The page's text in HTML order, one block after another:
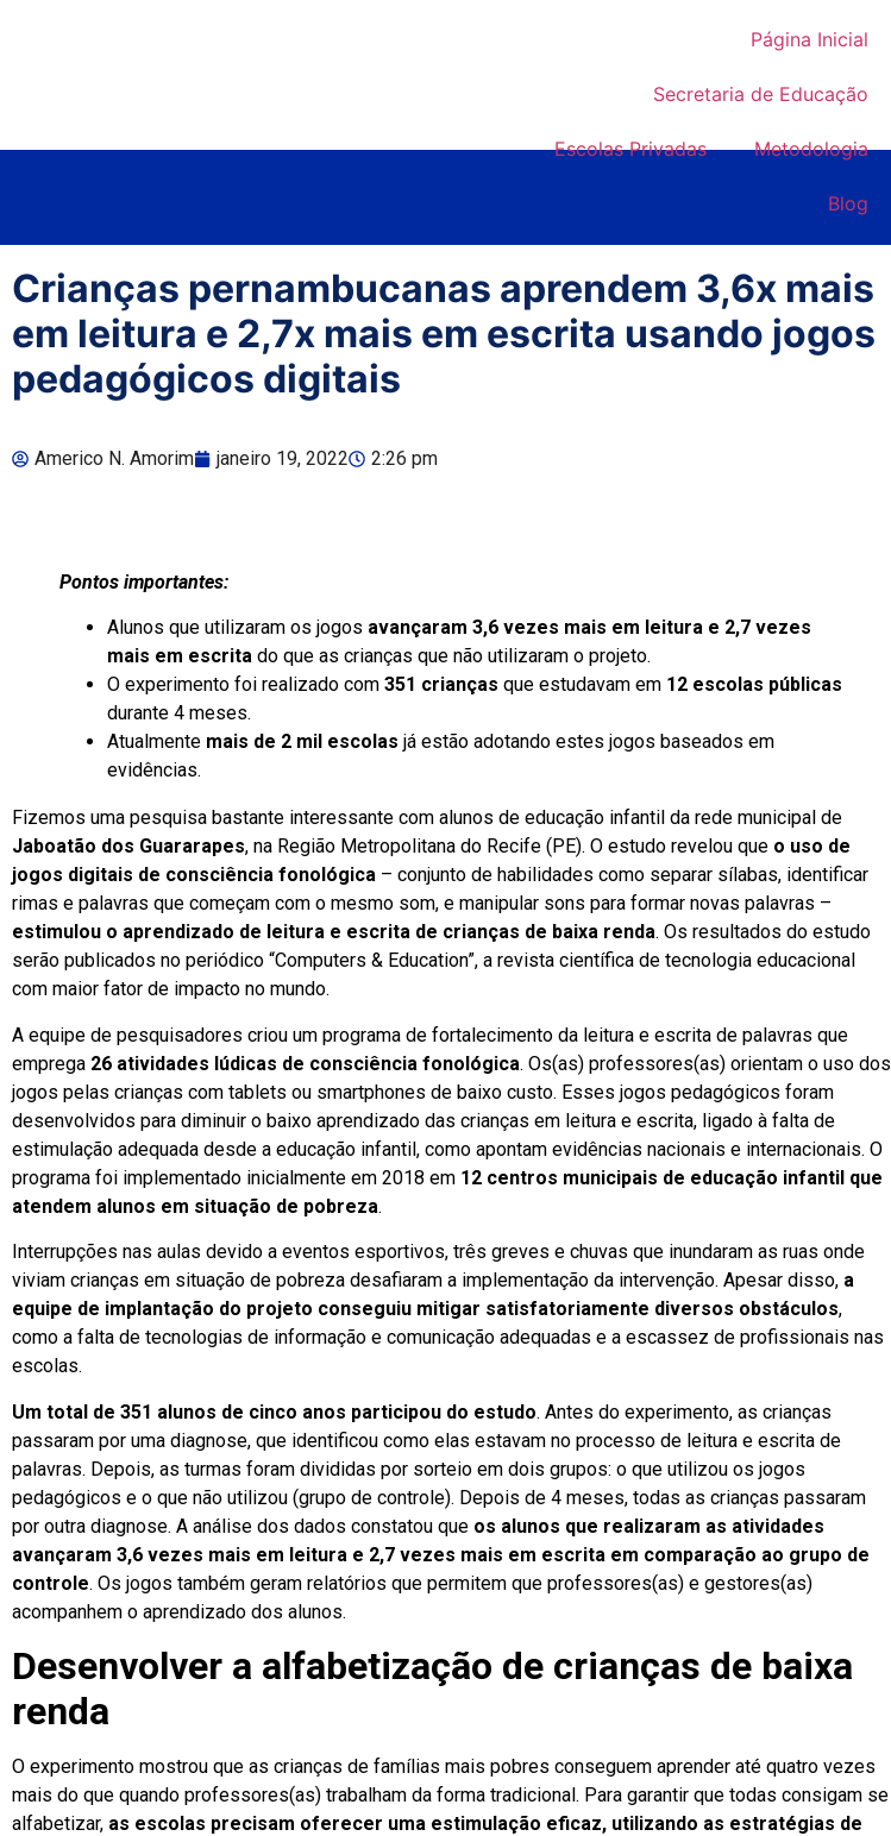
Página Inicial
Secretaria de Educação
Escolas Privadas Metodologia
Blog
Crianças pernambucanas aprendem 3,6x mais
em leitura e 2,7x mais em escrita usando jogos
pedagógicos digitais
Americo N. Amorim janeiro 19, 2022 2:26 pm
Pontos importantes:
Alunos que utilizaram os jogos avançaram 3,6 vezes mais em leitura e 2,7 vezes
mais em escrita do que as crianças que não utilizaram o projeto.
O experimento foi realizado com 351 crianças que estudavam em 12 escolas públicas
durante 4 meses.
Atualmente mais de 2 mil escolas já estão adotando estes jogos baseados em
evidências.
Fizemos uma pesquisa bastante interessante com alunos de educação infantil da rede municipal de
Jaboatão dos Guararapes, na Região Metropolitana do Recife (PE). O estudo revelou que o uso de
jogos digitais de consciência fonológica – conjunto de habilidades como separar sílabas, identificar
rimas e palavras que começam com o mesmo som, e manipular sons para formar novas palavras –
estimulou o aprendizado de leitura e escrita de crianças de baixa renda. Os resultados do estudo
serão publicados no periódico “Computers & Education”, a revista científica de tecnologia educacional
com maior fator de impacto no mundo.
A equipe de pesquisadores criou um programa de fortalecimento da leitura e escrita de palavras que
emprega 26 atividades lúdicas de consciência fonológica. Os(as) professores(as) orientam o uso dos
jogos pelas crianças com tablets ou smartphones de baixo custo. Esses jogos pedagógicos foram
desenvolvidos para diminuir o baixo aprendizado das crianças em leitura e escrita, ligado à falta de
estimulação adequada desde a educação infantil, como apontam evidências nacionais e internacionais. O
programa foi implementado inicialmente em 2018 em 12 centros municipais de educação infantil que
atendem alunos em situação de pobreza.
Interrupções nas aulas devido a eventos esportivos, três greves e chuvas que inundaram as ruas onde
viviam crianças em situação de pobreza desafiaram a implementação da intervenção. Apesar disso, a
equipe de implantação do projeto conseguiu mitigar satisfatoriamente diversos obstáculos,
como a falta de tecnologias de informação e comunicação adequadas e a escassez de profissionais nas
escolas.
Um total de 351 alunos de cinco anos participou do estudo. Antes do experimento, as crianças
passaram por uma diagnose, que identificou como elas estavam no processo de leitura e escrita de
palavras. Depois, as turmas foram divididas por sorteio em dois grupos: o que utilizou os jogos
pedagógicos e o que não utilizou (grupo de controle). Depois de 4 meses, todas as crianças passaram
por outra diagnose. A análise dos dados constatou que os alunos que realizaram as atividades
avançaram 3,6 vezes mais em leitura e 2,7 vezes mais em escrita em comparação ao grupo de
controle. Os jogos também geram relatórios que permitem que professores(as) e gestores(as)
acompanhem o aprendizado dos alunos.
Desenvolver a alfabetização de crianças de baixa
renda
O experimento mostrou que as crianças de famílias mais pobres conseguem aprender até quatro vezes
mais do que quando professores(as) trabalham da forma tradicional. Para garantir que todas consigam se
alfabetizar, as escolas precisam oferecer uma estimulação eficaz, utilizando as estratégias de